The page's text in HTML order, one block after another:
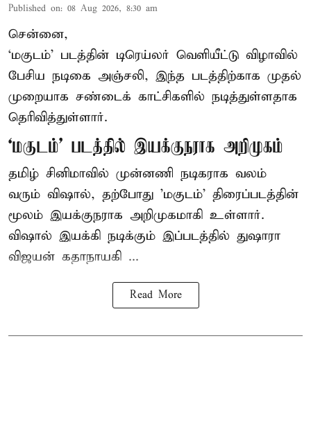
Published on: 08 Aug 2026, 8:30 am
சென்னை,
‘மகுடம்’ படத்தின் டிரெய்லர் வெளியீட்டு விழாவில்
பேசிய நடிகை அஞ்சலி, இந்த படத்திற்காக முதல்
முறையாக சண்டைக் காட்சிகளில் நடித்துள்ளதாக
தெரிவித்துள்ளார்.
‘மகுடம்’ படத்தில் இயக்குநராக அறிமுகம்
தமிழ் சினிமாவில் முன்னணி நடிகராக வலம்
வரும் விஷால், தற்போது 'மகுடம்' திரைப்படத்தின்
மூலம் இயக்குநராக அறிமுகமாகி உள்ளார்.
விஷால் இயக்கி நடிக்கும் இப்படத்தில் துஷாரா
விஜயன் கதாநாயகி ...
Read More